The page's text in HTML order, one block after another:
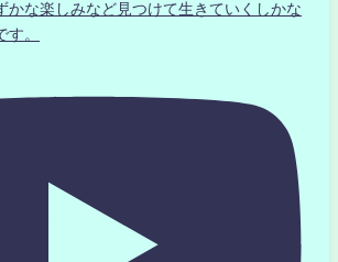
かな楽しみなど見つけて生きていくしかな
。